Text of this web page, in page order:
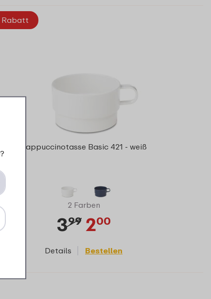
Rabatt
Cappuccinotasse Basic 421 - weiß
2 Farben
399 200
Details Bestellen